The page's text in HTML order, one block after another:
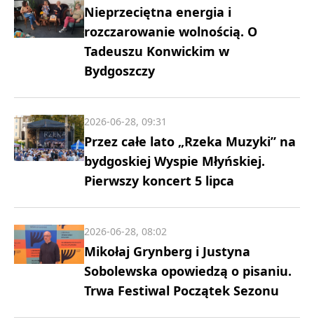
Nieprzeciętna energia i
rozczarowanie wolnością. O
Tadeuszu Konwickim w
Bydgoszczy
Przez całe lato „Rzeka Muzyki” na
bydgoskiej Wyspie Młyńskiej.
Pierwszy koncert 5 lipca
2026-06-28, 09:31
Mikołaj Grynberg i Justyna
Sobolewska opowiedzą o pisaniu.
Trwa Festiwal Początek Sezonu
2026-06-28, 08:02